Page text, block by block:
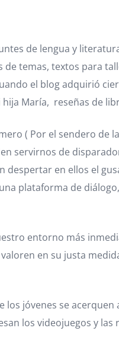
de lengua y
temas, textos para
el blog adquirió
María, reseñas de
( Por el sendero de
servirnos de
en ellos el
plataforma de
entorno más
en su justa
los jóvenes se
los videojuegos y las